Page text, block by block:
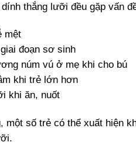
thắng lưỡi đều gặp vấn
mệt
đoạn sơ sinh
núm vú ở mẹ khi cho bú
khi trẻ lớn hơn
khi ăn, nuốt
một số trẻ có thể xuất hiện